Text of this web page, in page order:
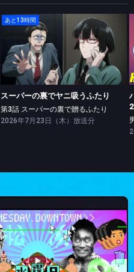
あと13時間
スーパーの裏でヤニ吸うふたり
第3話 スーパーの裏で贈るふたり
スーパーの裏でヤニ吸うふたり
第3話 スーパーの裏で贈るふたり
2026年7月23日（木）放送分